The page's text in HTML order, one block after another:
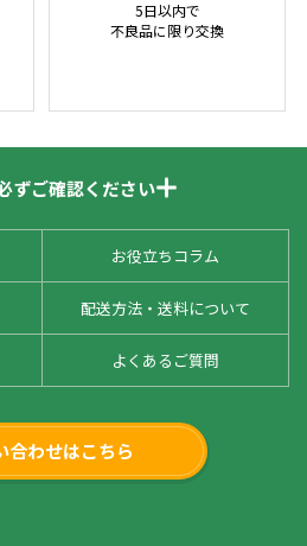
5日以内で
不良品に限り交換
ずご確認ください
お役立ちコラム
配送方法・送料について
よくあるご質問
合わせはこちら